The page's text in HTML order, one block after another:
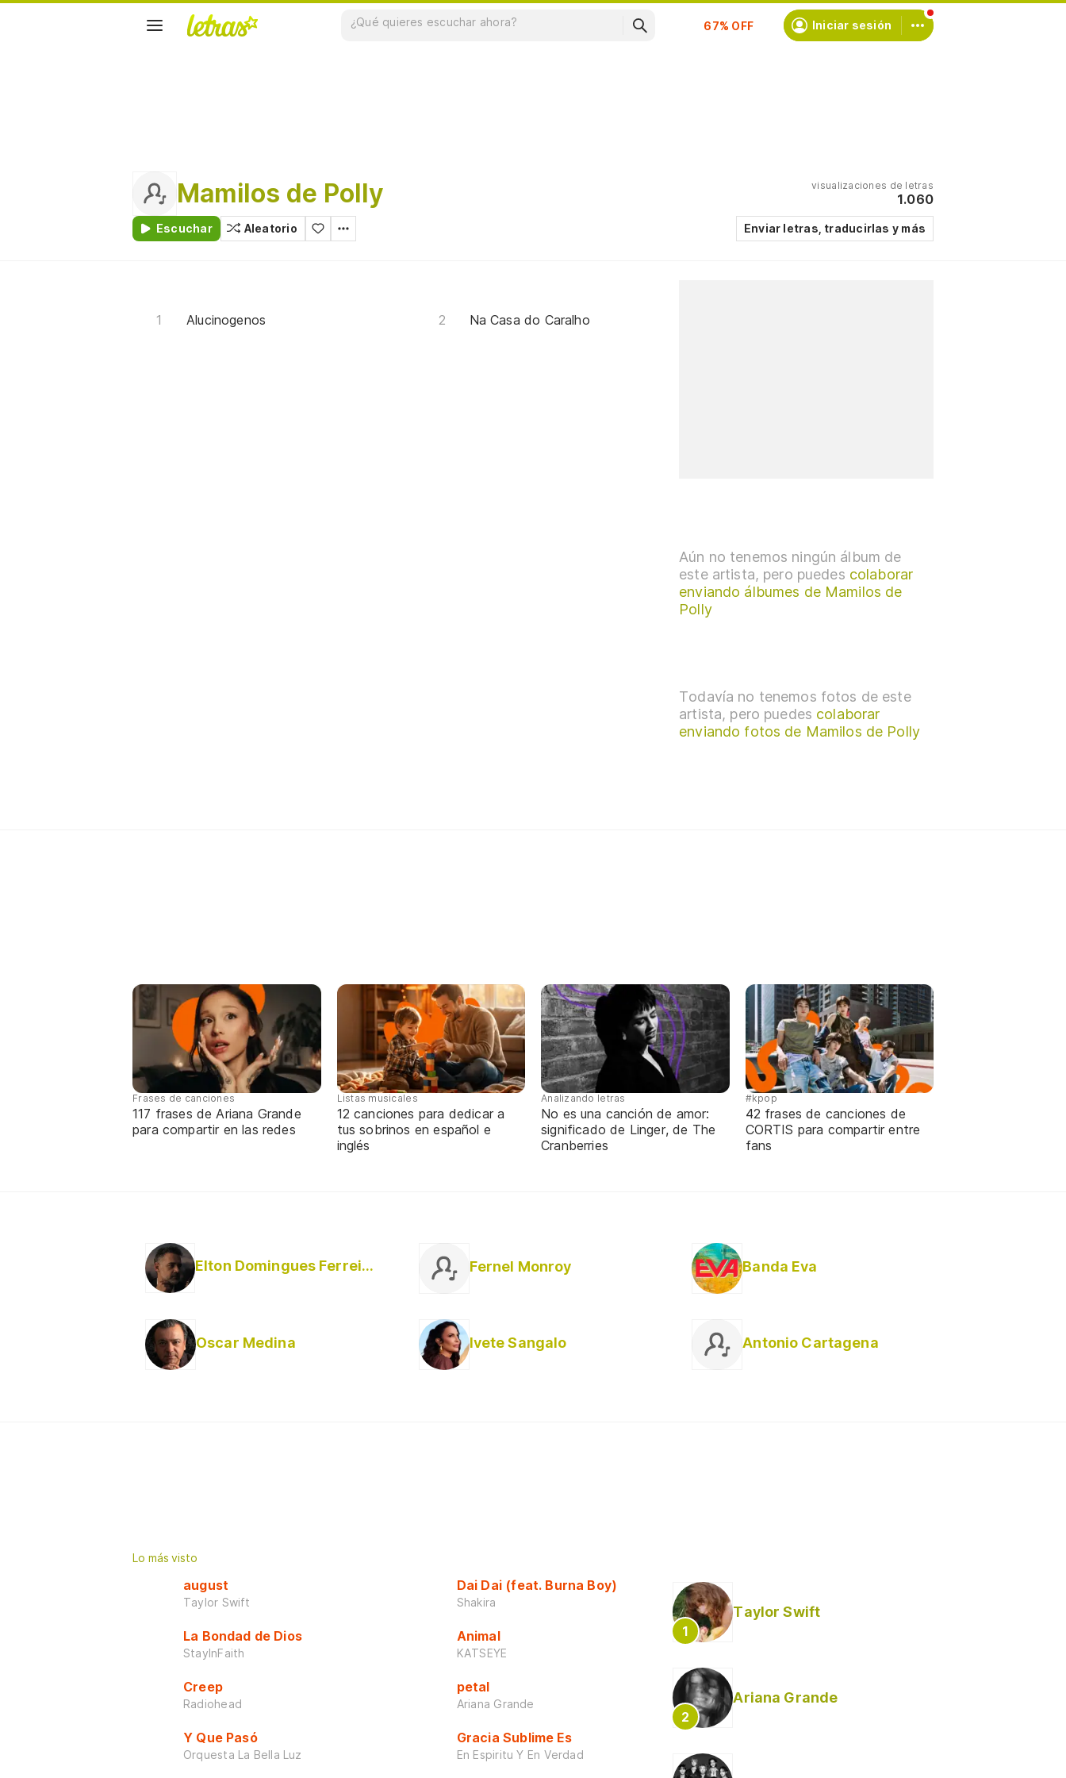
Suscríbete Iniciar sesión
Mamilos de Polly
Escuchar Aleatorio
visualizaciones de letras
1.060
Enviar letras, traducirlas y más
Alucinogenos Na Casa do Caralho
Aún no tenemos ningún álbum de
este artista, pero puedes colaborar
enviando álbumes de Mamilos de
Polly
Todavía no tenemos fotos de este
artista, pero puedes colaborar
enviando fotos de Mamilos de Polly
Frases de canciones
117 frases de Ariana Grande
para compartir en las redes
Listas musicales
12 canciones para dedicar a
tus sobrinos en español e
inglés
Analizando letras
No es una canción de amor:
significado de Linger, de The
Cranberries
#kpop
42 frases de canciones de
CORTIS para compartir entre
fans
Elton Domingues Ferreira Fernel Monroy Banda Eva
Oscar Medina Ivete Sangalo Antonio Cartagena
Lo más visto
august
Taylor Swift
La Bondad de Dios
StayInFaith
Creep
Radiohead
Y Que Pasó
Orquesta La Bella Luz
Dai Dai (feat. Burna Boy)
Shakira
Animal
KATSEYE
petal
Ariana Grande
Gracia Sublime Es
En Espiritu Y En Verdad
Taylor Swift
Ariana Grande